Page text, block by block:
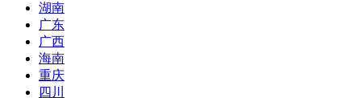
湖南
广东
广西
海南
重庆
四川